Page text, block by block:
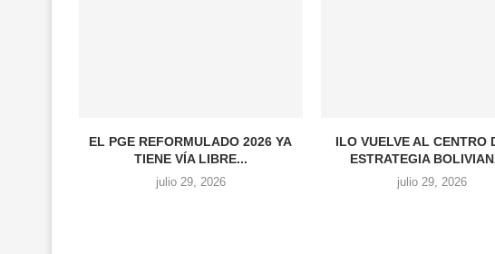
EL PGE REFORMULADO 2026 YA
TIENE VÍA LIBRE...
julio 29, 2026
ILO VUELVE AL CENTRO
ESTRATEGIA
julio 29, 2026